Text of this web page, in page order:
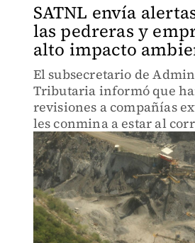
SATNL envía
las pedreras y
alto impacto
El subsecretario de
Tributaria informó que
revisiones a compañías
les conmina a estar al
de sus impuestos.